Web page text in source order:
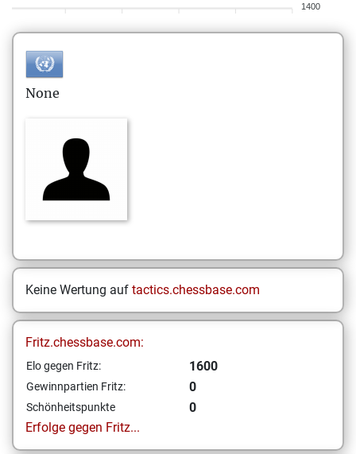
1400
None
Keine Wertung auf tactics.chessbase.com
Fritz.chessbase.com:
Elo gegen Fritz: 1600
Gewinnpartien Fritz: 0
Schönheitspunkte
0
Erfolge gegen Fritz...